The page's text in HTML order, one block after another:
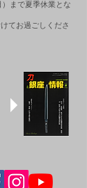
まで夏季休業とな
てお過ごしくださ